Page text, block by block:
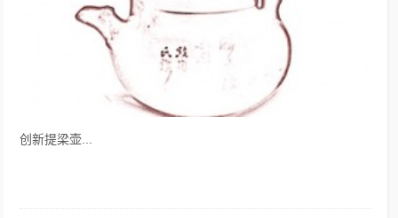
创新提梁壶...